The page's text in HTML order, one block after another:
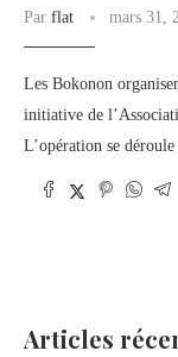
Par flat mars 31,
Les Bokonon
initiative de
L’opération se
Articles